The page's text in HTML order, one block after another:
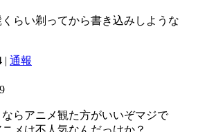
らい剃ってから書き込みしような
| 通報
らアニメ観た方がいいぞマジで
メは不人気なんだっけか？